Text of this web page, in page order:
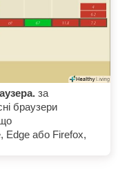
за
браузери
Edge або Firefox,